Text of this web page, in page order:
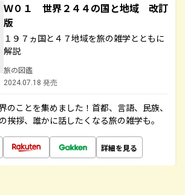
Ｗ０１ 世界２４４の国と地域 改訂
版
１９７ヵ国と４７地域を旅の雑学とともに
解説
旅の図鑑
2024.07.18 発売
のことを集めました！首都、言語、民族、
挨拶、誰かに話したくなる旅の雑学も。
詳細を見る